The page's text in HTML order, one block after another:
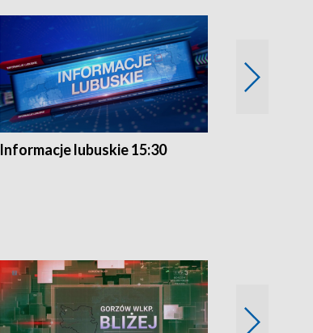
Informacje lubuskie 15:30